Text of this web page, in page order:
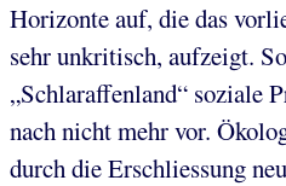
Horizonte auf, die das
sehr unkritisch, aufzeigt.
„Schlaraffenland“ soziale
nach nicht mehr vor.
durch die Erschliessung